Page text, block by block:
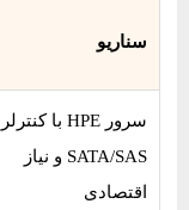
سناریو
سرور HPE با کنترلر
SATA/SAS و نیاز
اقتصادی